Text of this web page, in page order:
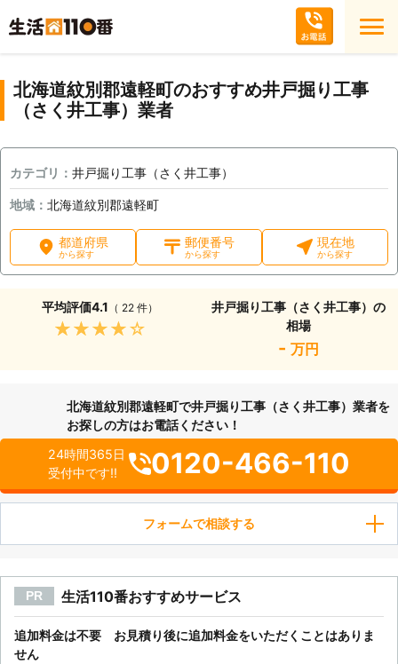
北海道紋別郡遠軽町のおすすめ井戸掘り工事
（さく井工事）業者
カテゴリ： 井戸掘り工事（さく井工事）
地域： 北海道紋別郡遠軽町
都道府県
から探す
郵便番号
から探す
現在地
から探す
平均評価4.1 （ 22 件）
★★★★★
井戸掘り工事（さく井工事）の
相場
- 万円
北海道紋別郡遠軽町で井戸掘り工事（さく井工事）業者を
お探しの方はお電話ください！
24時間365日
受付中です!!
0120-466-110
フォームで相談する
PR 生活110番おすすめサービス
追加料金は不要 お見積り後に追加料金をいただくことはありま
せん